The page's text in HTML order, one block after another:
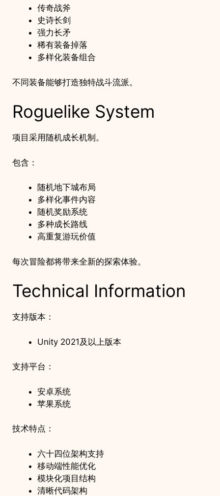
传奇战斧
史诗长剑
强力长矛
稀有装备掉落
多样化装备组合
不同装备能够打造独特战斗流派。
Roguelike System
项目采用随机成长机制。
包含：
随机地下城布局
多样化事件内容
随机奖励系统
多种成长路线
高重复游玩价值
每次冒险都将带来全新的探索体验。
Technical Information
支持版本：
Unity 2021及以上版本
支持平台：
安卓系统
苹果系统
技术特点：
六十四位架构支持
移动端性能优化
模块化项目结构
清晰代码架构